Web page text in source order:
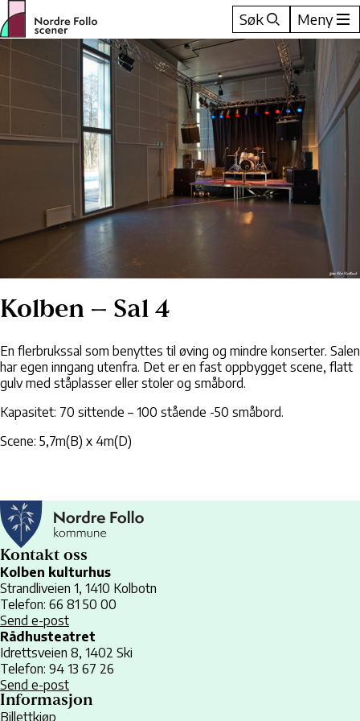
Hopp
til
innhold
Søk Meny
Kolben – Sal 4
En flerbrukssal som benyttes til øving og mindre konserter. Salen
har egen inngang utenfra. Det er en fast oppbygget scene, flatt
gulv med ståplasser eller stoler og småbord.
Kapasitet: 70 sittende – 100 stående -50 småbord.
Scene: 5,7m(B) x 4m(D)
Kontakt oss
Kolben kulturhus
Strandliveien 1, 1410 Kolbotn
Telefon: 66 81 50 00
Send e-post
Rådhusteatret
Idrettsveien 8, 1402 Ski
Telefon: 94 13 67 26
Send e-post
Informasjon
Billettkjøp